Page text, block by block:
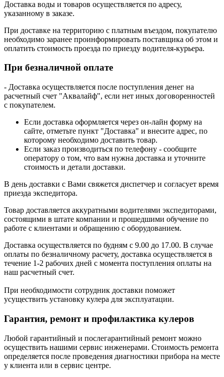
Доставка воды и товаров осуществляется по адресу,
указанному в заказе.
При доставке на территорию с платным въездом, покупателю
необходимо заранее проинформировать поставщика об этом и
оплатить стоимость проезда по приезду водителя-курьера.
При безналичной оплате
- Доставка осуществляется после поступления денег на
расчетный счет "Аквалайф", если нет иных договоренностей
с покупателем.
Если доставка оформляется через он-лайн форму на
сайте, отметьте пункт "Доставка" и внесите адрес, по
которому необходимо доставить товар.
Если заказ производиться по телефону - сообщите
оператору о том, что вам нужна доставка и уточните
стоимость и детали доставки.
В день доставки с Вами свяжется диспетчер и согласует время
приезда экспедитора.
Товар доставляется аккуратными водителями экспедиторами,
состоящими в штате компании и прошедшими обучение по
работе с клиентами и обращению с оборудованием.
Доставка осуществляется по будням с 9.00 до 17.00. В случае
оплаты по безналичному расчету, доставка осуществляется в
течение 1-2 рабочих дней с момента поступления оплаты на
наш расчетный счет.
При необходимости сотрудник доставки поможет
усуществить установку кулера для эксплуатации.
Гарантия, ремонт и профилактика кулеров
Любой гарантийный и послегарантийный ремонт можно
осуществить нашими сервис инженерами. Стоимость ремонта
определяется после проведения диагностики прибора на месте
у клиента или в сервис центре.